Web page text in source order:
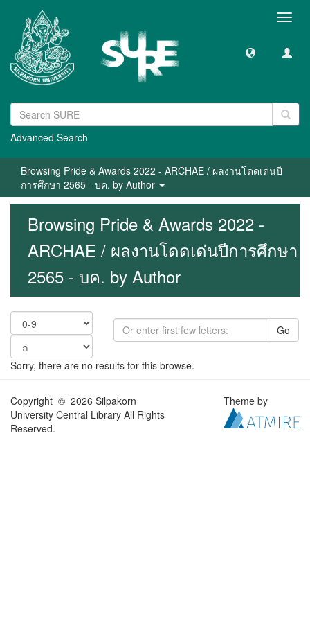
Advanced Search
Browsing Pride & Awards 2022 - ARCHAE / ผลงานโดดเด่นปี
การศึกษา 2565 - บค. by Author
Browsing Pride & Awards 2022 -
ARCHAE / ผลงานโดดเด่นปีการศึกษา
2565 - บค. by Author
Go
Sorry, there are no results for this browse.
Copyright © 2026 Silpakorn
University Central Library All Rights
Reserved.
Theme by